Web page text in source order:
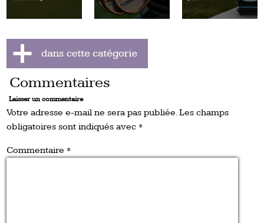
Commentaires
Laisser un commentaire
Votre adresse e-mail ne sera pas publiée.Les champs
obligatoires sont indiqués avec *
Commentaire *